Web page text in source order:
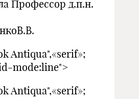
Профессор д.п.н.
Antiqua",«serif»;
mode:line">
Antiqua",«serif»;